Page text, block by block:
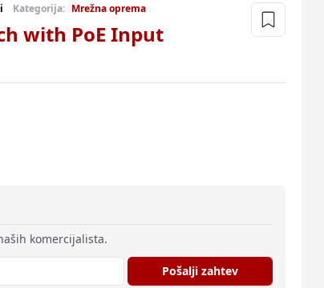
Kategorija: Mrežna oprema
with PoE Input
komercijalista.
Pošalji zahtev